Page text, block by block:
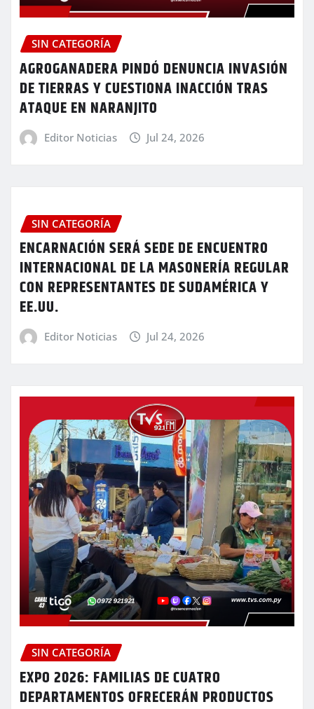
SIN CATEGORÍA
AGROGANADERA PINDÓ DENUNCIA INVASIÓN
DE TIERRAS Y CUESTIONA INACCIÓN TRAS
ATAQUE EN NARANJITO
Editor Noticias Jul 24, 2026
SIN CATEGORÍA
ENCARNACIÓN SERÁ SEDE DE ENCUENTRO
INTERNACIONAL DE LA MASONERÍA REGULAR
CON REPRESENTANTES DE SUDAMÉRICA Y
EE.UU.
Editor Noticias Jul 24, 2026
SIN CATEGORÍA
EXPO 2026: FAMILIAS DE CUATRO
DEPARTAMENTOS OFRECERÁN PRODUCTOS